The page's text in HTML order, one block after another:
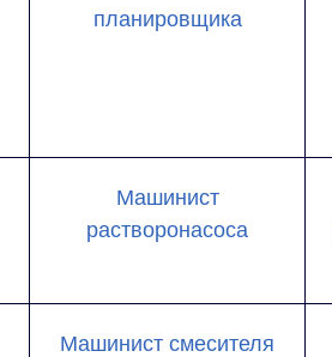
планировщика
Машинист
растворонасоса
Машинист смесителя